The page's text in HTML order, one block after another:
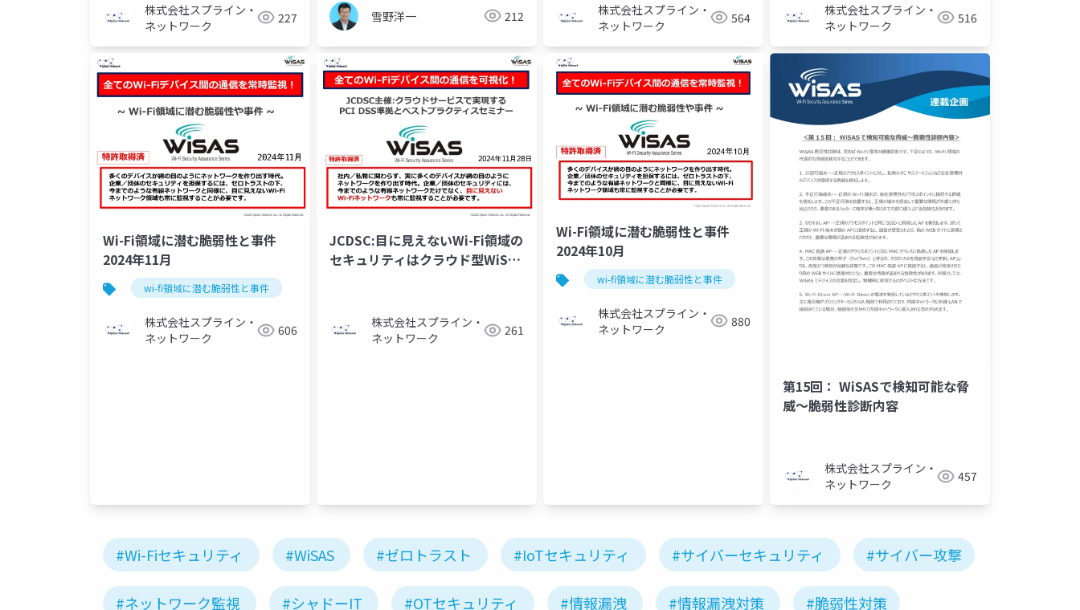
株式会社スプライン・
ネットワーク
227 雪野洋一 212
株式会社スプライン・
ネットワーク
564
株式会社スプライン・
ネットワーク
516
Wi-Fi領域に潜む脆弱性と事件
2024年11月
wi-fi領域に潜む脆弱性と事件
株式会社スプライン・
ネットワーク
606
JCDSC:目に見えないWi-Fi領域の
セキュリティはクラウド型WiSAS
株式会社スプライン・
ネットワーク
261
Wi-Fi領域に潜む脆弱性と事件
2024年10月
wi-fi領域に潜む脆弱性と事件
株式会社スプライン・
ネットワーク
880
第15回： WiSASで検知可能な脅
威～脆弱性診断内容
株式会社スプライン・
ネットワーク
457
#Wi-Fiセキュリティ #WiSAS #ゼロトラスト #IoTセキュリティ #サイバーセキュリティ #サイバー攻撃
#ネットワーク監視 #シャドーIT #OTセキュリティ #情報漏洩 #情報漏洩対策 #脆弱性対策